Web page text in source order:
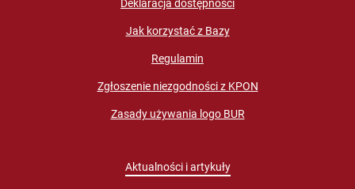
Deklaracja dostępności
Jak korzystać z Bazy
Regulamin
Zgłoszenie niezgodności z KPON
Zasady używania logo BUR
Aktualności i artykuły